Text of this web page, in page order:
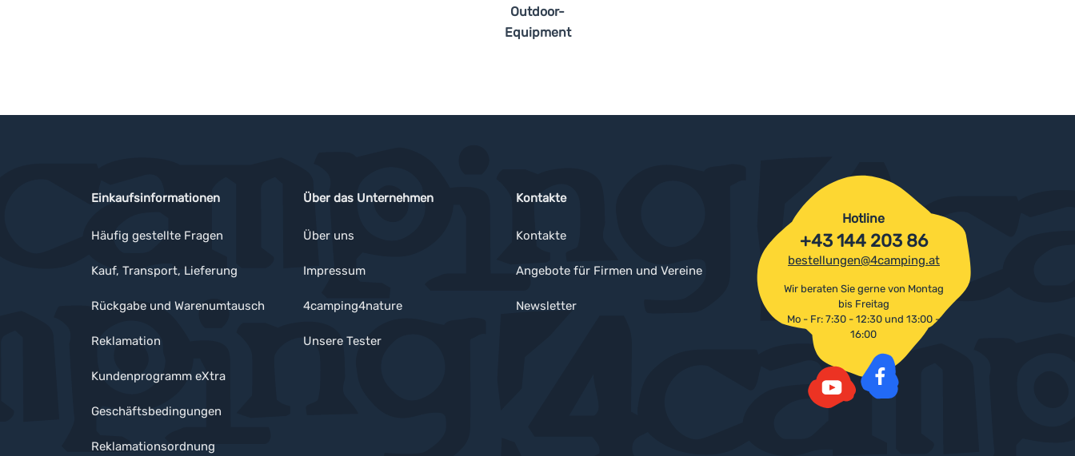
Outdoor-
Equipment
Einkaufsinformationen
Häufig gestellte Fragen
Kauf, Transport, Lieferung
Rückgabe und Warenumtausch
Reklamation
Kundenprogramm eXtra
Geschäftsbedingungen
Reklamationsordnung
Über das Unternehmen
Über uns
Impressum
4camping4nature
Unsere Tester
Kontakte
Kontakte
Angebote für Firmen und Vereine
Newsletter
Hotline
+43 144 203 86
bestellungen@4camping.at
Wir beraten Sie gerne von Montag
bis Freitag
Mo - Fr: 7:30 - 12:30 und 13:00 -
16:00